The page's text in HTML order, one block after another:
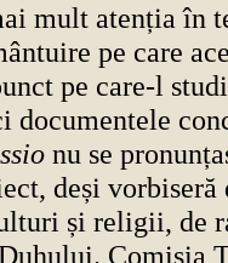
mult atenția în
pe care
pe care-l
documentele
nu se
deși vorbiseră
și religii, de
Comisia